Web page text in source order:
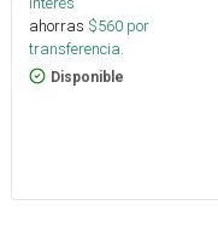
ahorras $560 por
transferencia.
Disponible